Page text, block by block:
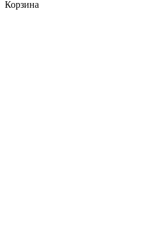
Корзина